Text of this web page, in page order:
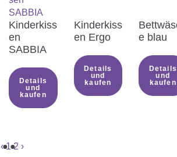
Kinderkiss
en
SABBIA
Details
und
kaufen
Kinderkiss
en Ergo
Details
und
kaufen
e blau
Details
und
kaufen
‹ 1 2 ›